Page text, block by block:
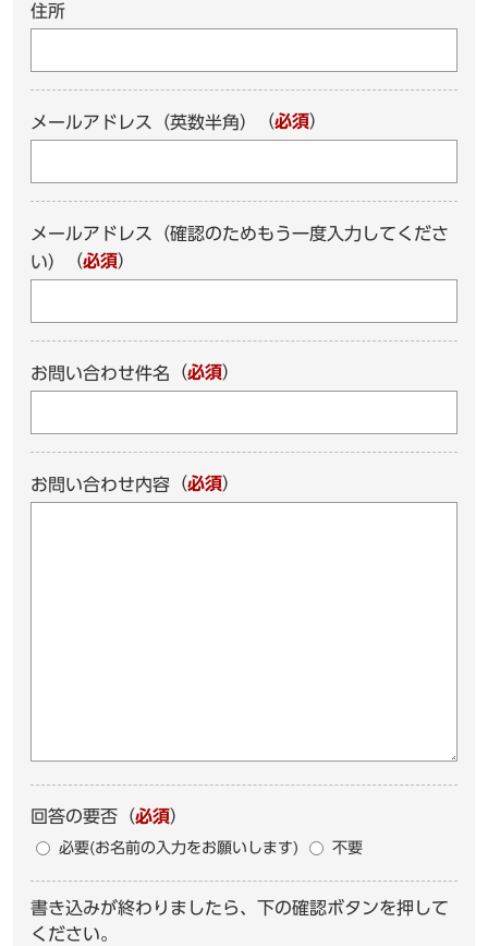
住所
メールアドレス（英数半角） （必須）
メールアドレス（確認のためもう一度入力してくださ
い）
（必須）
お問い合わせ件名 （必須）
お問い合わせ内容 （必須）
回答の要否 （必須）
必要(お名前の入力をお願いします) 不要
書き込みが終わりましたら、下の確認ボタンを押して
ください。